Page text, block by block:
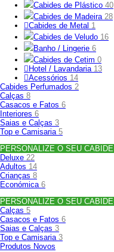
Cabides de Plástico 40
Cabides de Madeira 28
Cabides de Metal 1
Cabides de Veludo 16
Banho / Lingerie 6
Cabides de Cetim 0
Hotel / Lavandaria 13
Acessórios 14
Cabides Perfumados 2
Calças 8
Casacos e Fatos 6
Interiores 6
Saias e Calças 3
Top e Camisaria 5
PERSONALIZE O SEU CABIDE
Deluxe 22
Adultos 14
Crianças 8
Económica 6
PERSONALIZE O SEU CABIDE
Calças 5
Casacos e Fatos 6
Saias e Calças 3
Top e Camisaria 3
Produtos Novos